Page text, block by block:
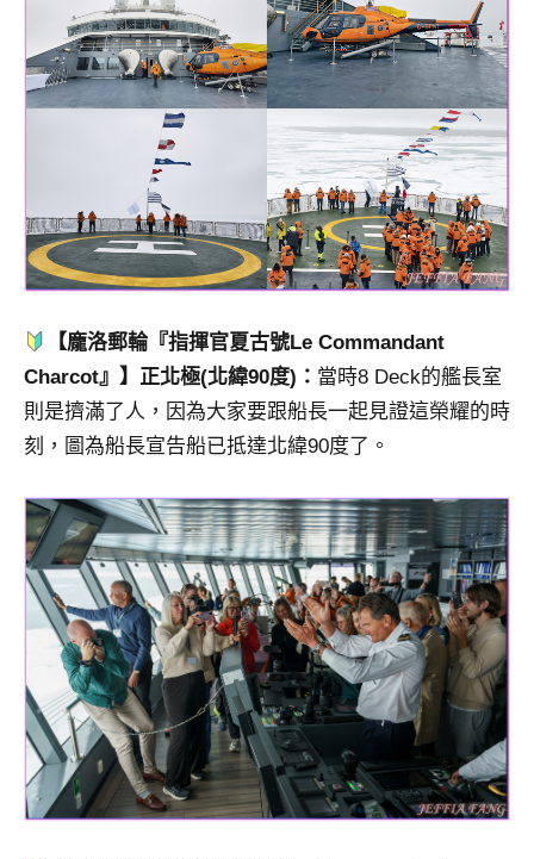
【龐洛郵輪『指揮官夏古號Le Commandant
Charcot』】正北極(北緯90度)： 當時8 Deck的艦長室
則是擠滿了人，因為大家要跟船長一起見證這榮耀的時
刻，圖為船長宣告船已抵達北緯90度了。